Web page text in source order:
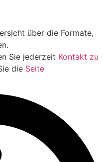
über die Formate,
Sie jederzeit Kontakt zu
die Seite